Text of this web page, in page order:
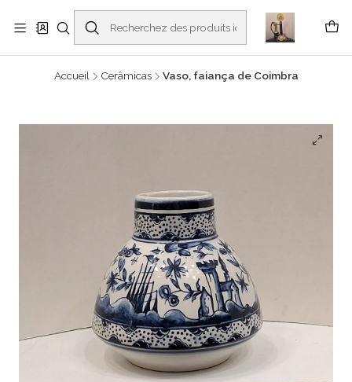
Buscantiguidades - Leilões. Colecionismo e antiguidades em Viana do
Castelo -
En savoir plus
Accueil Cerâmicas Vaso, faiança de Coimbra